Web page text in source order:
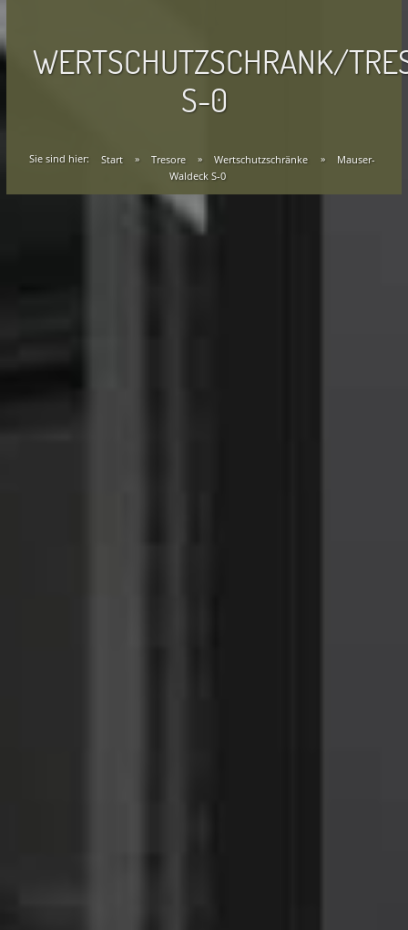
WERTSCHUTZSCHRANK/
S-0
Sie sind hier: Start » Tresore » Wertschutzschränke »
Mauser-
Waldeck S-0